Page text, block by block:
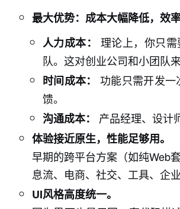
最大优势：成本大幅降低，效率
人力成本：
理论上，你只
队。这对创业公司和小团队
时间成本：
功能只需开发
馈。
沟通成本：
产品经理、设计
体验接近原生，性能足够用。
早期的跨平台方案（如纯Web
息流、电商、社交、工具、企
UI风格高度统一。